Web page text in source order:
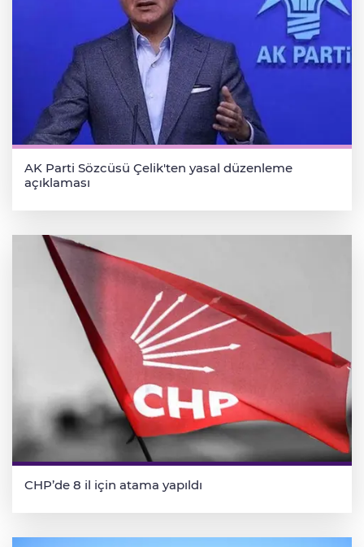
AK Parti Sözcüsü Çelik'ten yasal düzenleme
açıklaması
CHP’de 8 il için atama yapıldı